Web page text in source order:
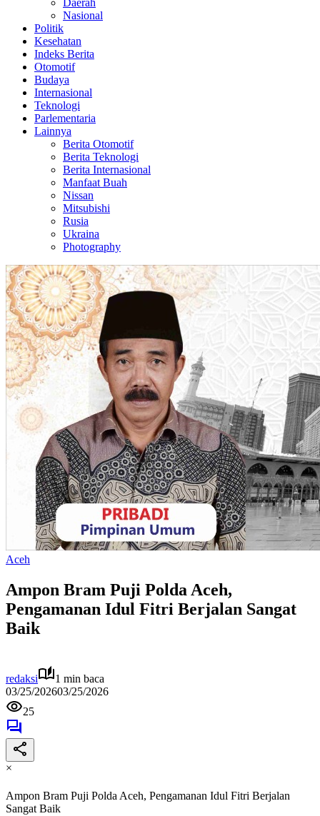
Daerah
Nasional
Politik
Kesehatan
Indeks Berita
Otomotif
Budaya
Internasional
Teknologi
Parlementaria
Lainnya
Berita Otomotif
Berita Teknologi
Berita Internasional
Manfaat Buah
Nissan
Mitsubishi
Rusia
Ukraina
Photography
Aceh
Ampon Bram Puji Polda Aceh,
Pengamanan Idul Fitri Berjalan Sangat
Baik
redaksi
1 min baca
03/25/202603/25/2026
25
×
Ampon Bram Puji Polda Aceh, Pengamanan Idul Fitri Berjalan
Sangat Baik